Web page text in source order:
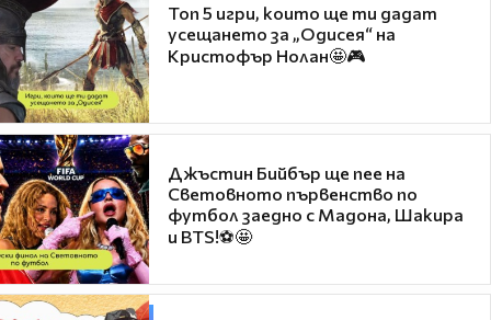
Топ 5 игри, които ще ти дадат
усещането за „Одисея“ на
Кристофър Нолан🤩🎮
Джъстин Бийбър ще пее на
Световното първенство по
футбол заедно с Мадона, Шакира
и BTS!⚽🤩